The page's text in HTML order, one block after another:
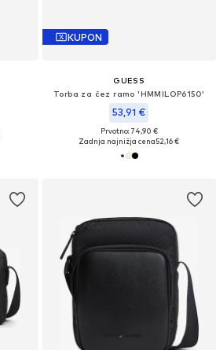
KUPON
GUESS
Torba za čez ramo 'HMMILOP6150'
53,91 €
Prvotno: 74,90 €
Zadnja najnižja cena52,16 €